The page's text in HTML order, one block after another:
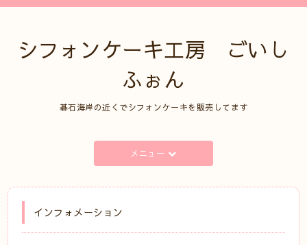
シフォンケーキ工房 ごいし
ふぉん
碁石海岸の近くでシフォンケーキを販売してます
メニュー
インフォメーション